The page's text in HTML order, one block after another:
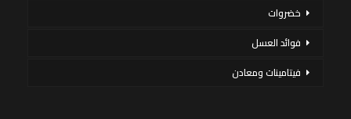
خضروات
فوائد العسل
فيتامينات ومعادن